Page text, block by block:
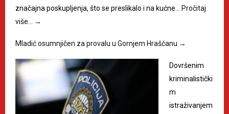
značajna poskupljenja, što se preslikalo i na kućne… Pročitaj
više… →
Mladić osumnjičen za provalu u Gornjem Hrašćanu →
Dovršenim
kriminalistički
m
istraživanjem